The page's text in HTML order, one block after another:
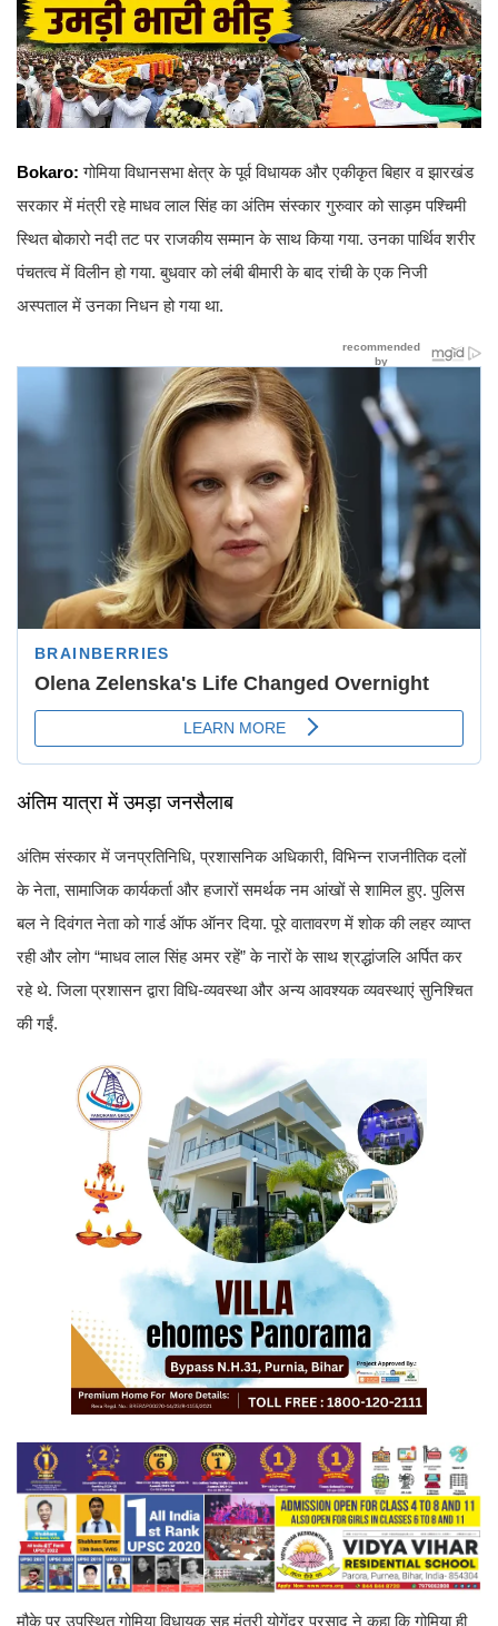
Bokaro: गोमिया विधानसभा क्षेत्र के पूर्व विधायक और एकीकृत बिहार व झारखंड
सरकार में मंत्री रहे माधव लाल सिंह का अंतिम संस्कार गुरुवार को साड़म पश्चिमी
स्थित बोकारो नदी तट पर राजकीय सम्मान के साथ किया गया. उनका पार्थिव शरीर
पंचतत्व में विलीन हो गया. बुधवार को लंबी बीमारी के बाद रांची के एक निजी
अस्पताल में उनका निधन हो गया था.
अंतिम यात्रा में उमड़ा जनसैलाब
अंतिम संस्कार में जनप्रतिनिधि, प्रशासनिक अधिकारी, विभिन्न राजनीतिक दलों
के नेता, सामाजिक कार्यकर्ता और हजारों समर्थक नम आंखों से शामिल हुए. पुलिस
बल ने दिवंगत नेता को गार्ड ऑफ ऑनर दिया. पूरे वातावरण में शोक की लहर व्याप्त
रही और लोग “माधव लाल सिंह अमर रहें” के नारों के साथ श्रद्धांजलि अर्पित कर
रहे थे. जिला प्रशासन द्वारा विधि-व्यवस्था और अन्य आवश्यक व्यवस्थाएं सुनिश्चित
की गईं.
मौके पर उपस्थित गोमिया विधायक सह मंत्री योगेंद्र प्रसाद ने कहा कि गोमिया ही